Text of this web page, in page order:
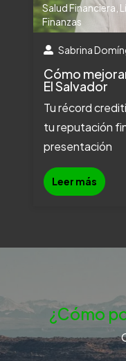
Salud Financiera
Finanzas
Sabrina
Cómo
El Salvador
Tu récord
tu reputación
presentación
Leer más
¿Cómo